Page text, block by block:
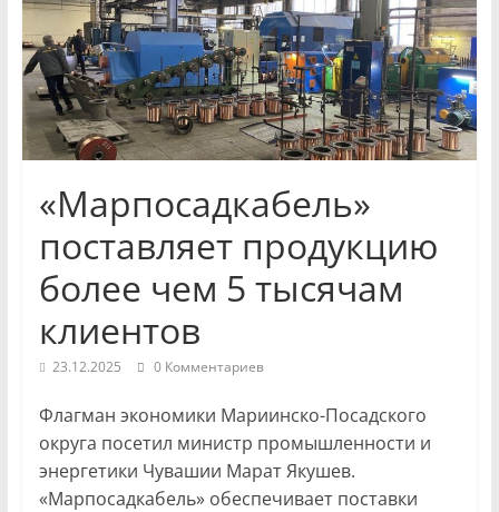
и
экономики
Новости
Чувашской
События
происшествия,
интервью,
инсайды.
«Марпосадкабель»
поставляет продукцию
более чем 5 тысячам
клиентов
23.12.2025 0 Комментариев
Флагман экономики Мариинско-Посадского
округа посетил министр промышленности и
энергетики Чувашии Марат Якушев.
«Марпосадкабель» обеспечивает поставки